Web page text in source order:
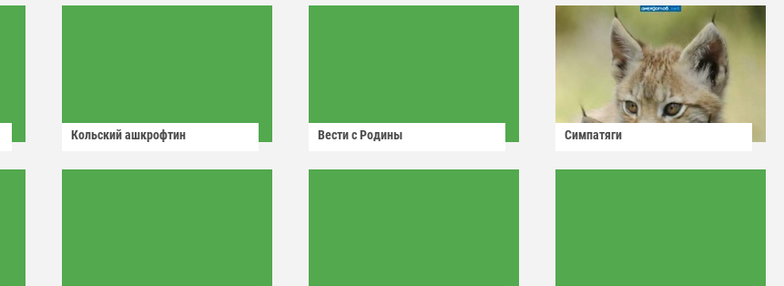
Кольский ашкрофтин Вести с Родины Симпатяги